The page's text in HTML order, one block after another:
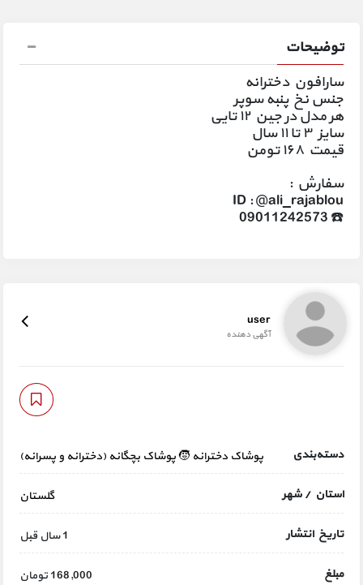
توضیحات
سارافون دخترانه
جنس نخ پنبه سوپر
هر مدل در جین ۱۲ تایی
سایز ۳ تا ۱۱ سال
قیمت ۱۶۸ تومن
سفارش :
ID : @ali_rajablou
☎️ 09011242573
user
آگهی دهنده
دسته‌بندی پوشاک دخترانه 🧒 پوشاک بچگانه (دخترانه و پسرانه)
استان / شهر گلستان
تاریخ انتشار 1 سال قبل
مبلغ 168,000 تومان